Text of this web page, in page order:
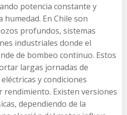
potencia constante y
En Chile son
profundos, sistemas
industriales donde el
de bombeo continuo. Estos
largas jornadas de
y condiciones
rendimiento. Existen versiones
dependiendo de la